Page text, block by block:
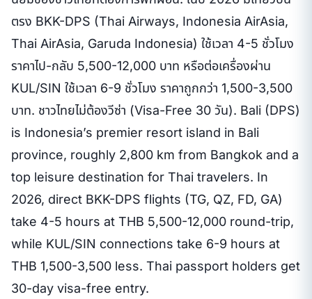
ตรง BKK-DPS (Thai Airways, Indonesia AirAsia,
Thai AirAsia, Garuda Indonesia) ใช้เวลา 4-5 ชั่วโมง
ราคาไป-กลับ 5,500-12,000 บาท หรือต่อเครื่องผ่าน
KUL/SIN ใช้เวลา 6-9 ชั่วโมง ราคาถูกกว่า 1,500-3,500
บาท. ชาวไทยไม่ต้องวีซ่า (Visa-Free 30 วัน). Bali (DPS)
is Indonesia’s premier resort island in Bali
province, roughly 2,800 km from Bangkok and a
top leisure destination for Thai travelers. In
2026, direct BKK-DPS flights (TG, QZ, FD, GA)
take 4-5 hours at THB 5,500-12,000 round-trip,
while KUL/SIN connections take 6-9 hours at
THB 1,500-3,500 less. Thai passport holders get
30-day visa-free entry.